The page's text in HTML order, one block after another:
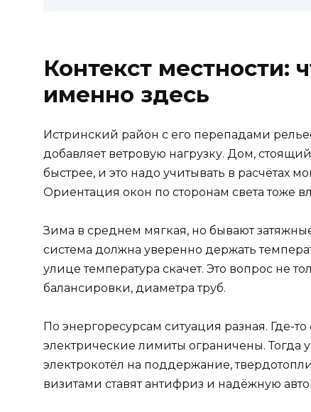
Контекст местности:
именно здесь
Истринский район с его перепадами
добавляет ветровую нагрузку. Дом,
быстрее, и это надо учитывать в расчётах
Ориентация окон по сторонам света тоже
Зима в среднем мягкая, но бывают
система должна уверенно держать
улице температура скачет. Это вопрос не
балансировки, диаметра труб.
По энергоресурсам ситуация разная. Где-
электрические лимиты ограничены. Тогда
электрокотёл на поддержание,
визитами ставят антифриз и надёжную